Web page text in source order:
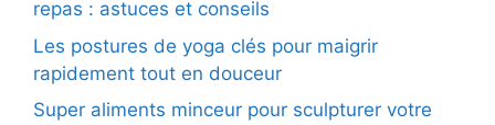
repas : astuces et conseils
Les postures de yoga clés pour maigrir
rapidement tout en douceur
Super aliments minceur pour sculpturer votre